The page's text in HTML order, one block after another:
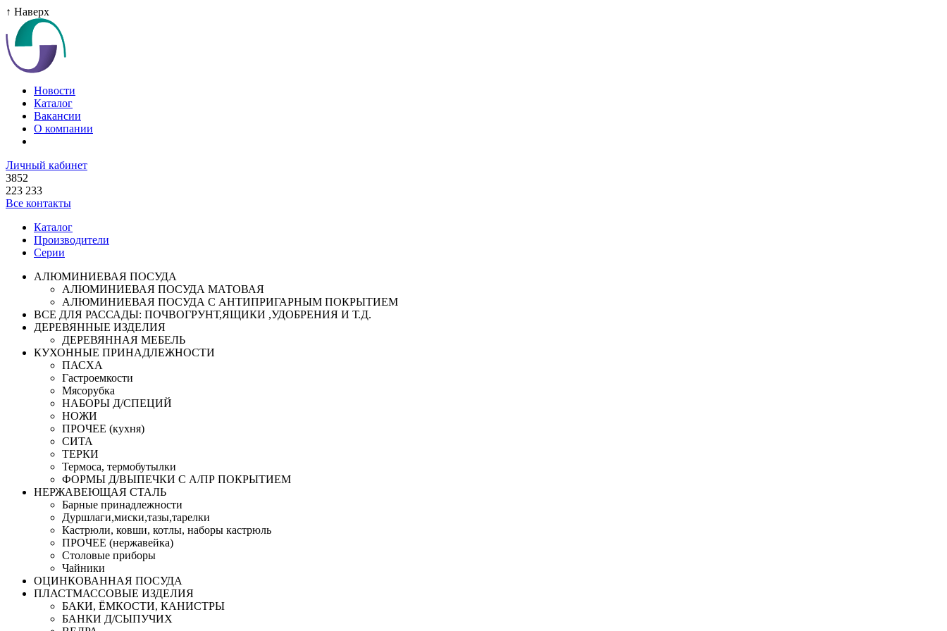
↑ Наверх
Новости
Каталог
Вакансии
О компании
Личный кабинет
3852
223 233
Все контакты
Каталог
Производители
Серии
АЛЮМИНИЕВАЯ ПОСУДА
АЛЮМИНИЕВАЯ ПОСУДА МАТОВАЯ
АЛЮМИНИЕВАЯ ПОСУДА С АНТИПРИГАРНЫМ ПОКРЫТИЕМ
ВСЕ ДЛЯ РАССАДЫ: ПОЧВОГРУНТ,ЯЩИКИ ,УДОБРЕНИЯ И Т.Д.
ДЕРЕВЯННЫЕ ИЗДЕЛИЯ
ДЕРЕВЯННАЯ МЕБЕЛЬ
КУХОННЫЕ ПРИНАДЛЕЖНОСТИ
ПАСХА
Гастроемкости
Мясорубка
НАБОРЫ Д/СПЕЦИЙ
НОЖИ
ПРОЧЕЕ (кухня)
СИТА
ТЕРКИ
Термоса, термобутылки
ФОРМЫ Д/ВЫПЕЧКИ С А/ПР ПОКРЫТИЕМ
НЕРЖАВЕЮЩАЯ СТАЛЬ
Барные принадлежности
Дуршлаги,миски,тазы,тарелки
Кастрюли, ковши, котлы, наборы кастрюль
ПРОЧЕЕ (нержавейка)
Столовые приборы
Чайники
ОЦИНКОВАННАЯ ПОСУДА
ПЛАСТМАССОВЫЕ ИЗДЕЛИЯ
БАКИ, ЁМКОСТИ, КАНИСТРЫ
БАНКИ Д/СЫПУЧИХ